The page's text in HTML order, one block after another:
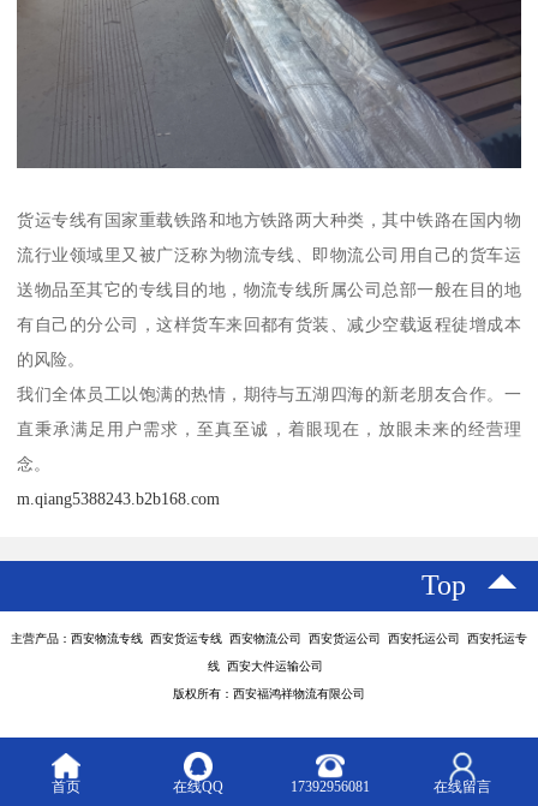
货运专线有国家重载铁路和地方铁路两大种类，其中铁路在国内物
流行业领域里又被广泛称为物流专线、即物流公司用自己的货车运
送物品至其它的专线目的地，物流专线所属公司总部一般在目的地
有自己的分公司，这样货车来回都有货装、减少空载返程徒增成本
的风险。
我们全体员工以饱满的热情，期待与五湖四海的新老朋友合作。一
直秉承满足用户需求，至真至诚，着眼现在，放眼未来的经营理
念。
m.qiang5388243.b2b168.com
Top
主营产品：西安物流专线 西安货运专线 西安物流公司 西安货运公司 西安托运公司 西安托运专
线 西安大件运输公司
版权所有：西安福鸿祥物流有限公司
首页 在线QQ 17392956081 在线留言